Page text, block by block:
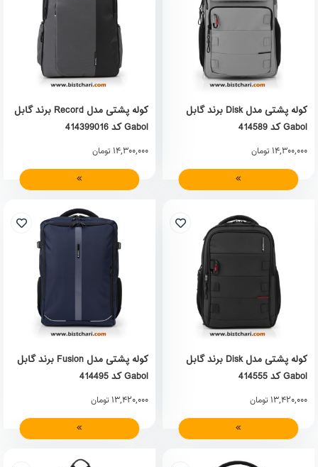
کوله پشتی مدل Disk برند گابل
Gabol کد 414589
14,300,000 تومان
کوله پشتی مدل Record برند گابل
Gabol کد 414399016
14,300,000 تومان
کوله پشتی مدل Disk برند گابل
Gabol کد 414555
13,420,000 تومان
کوله پشتی مدل Fusion برند گابل
Gabol کد 414495
13,420,000 تومان